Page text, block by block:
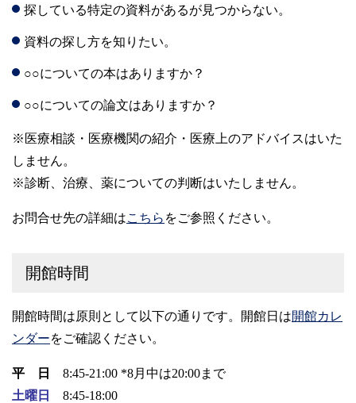
探している特定の資料があるが見つからない。
資料の探し方を知りたい。
○○についての本はありますか？
○○についての論文はありますか？
※医療相談・医療機関の紹介・医療上のアドバイスはいた
しません。
※診断、治療、薬についての判断はいたしません。
お問合せ先の詳細はこちら をご参照ください。
開館時間
開館時間は原則として以下の通りです。開館日は開館カレ
ンダーをご確認ください。
平 日
8:45-21:00 *8月中は20:00まで
土曜日
8:45-18:00